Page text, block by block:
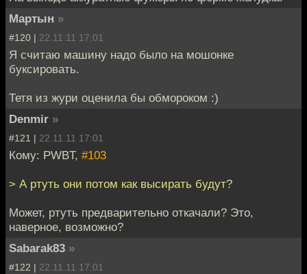
Мартын »
#120 | 22.11.11 17:01
Я считаю машину надо было на мошонке
буксировать.
Тетя из жури оценила бы обмороком :)
Denmir »
#121 | 22.11.11 17:01
Кому: PWBT, #103
> А ртуть они потом как высирать будут?
Может, ртуть предварительно откачали? Это,
наверное, возможно?
Sabarak83 »
#122 | 22.11.11 17:01